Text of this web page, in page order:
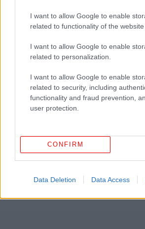
I want to allow Google to enable
related to functionality of the website
I want to allow Google to enable
related to personalization.
I want to allow Google to enable
related to security, including
functionality and fraud prevention,
user protection.
CONFIRM
Data Deletion Data Access